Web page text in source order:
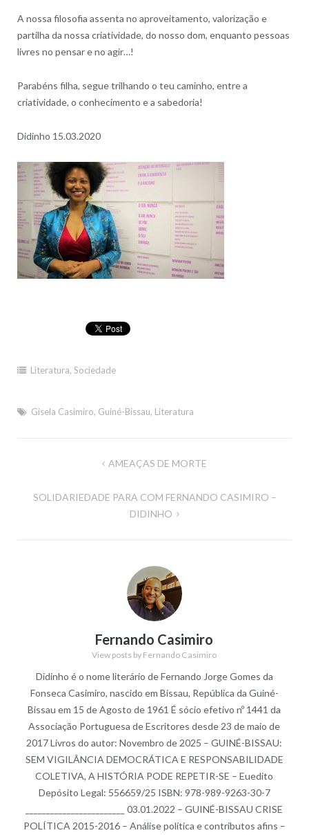
A nossa filosofia assenta no aproveitamento, valorização e
partilha da nossa criatividade, do nosso dom, enquanto pessoas
livres no pensar e no agir…!
Parabéns filha, segue trilhando o teu caminho, entre a
criatividade, o conhecimento e a sabedoria!
Didinho 15.03.2020
Literatura, Sociedade
Gisela Casimiro, Guiné-Bissau, Literatura
artigos
AMEAÇAS DE MORTE
SOLIDARIEDADE PARA COM FERNANDO CASIMIRO –
DIDINHO
Fernando Casimiro
View posts by Fernando Casimiro
Didinho é o nome literário de Fernando Jorge Gomes da
Fonseca Casimiro, nascido em Bissau, República da Guiné-
Bissau em 15 de Agosto de 1961 É sócio efetivo nº 1441 da
Associação Portuguesa de Escritores desde 23 de maio de
2017 Livros do autor: Novembro de 2025 – GUINÉ-BISSAU:
SEM VIGILÂNCIA DEMOCRÁTICA E RESPONSABILIDADE
COLETIVA, A HISTÓRIA PODE REPETIR-SE – Euedito
Depósito Legal: 556659/25 ISBN: 978-989-9263-30-7
________________________ 03.01.2022 – GUINÉ-BISSAU CRISE
POLÍTICA 2015-2016 – Análise política e contributos afins –